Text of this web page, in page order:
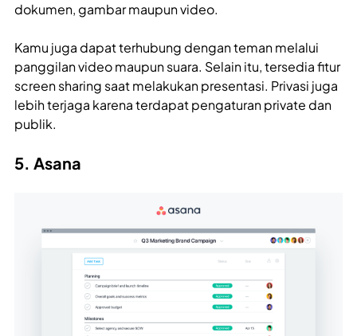
dokumen, gambar maupun video.
Kamu juga dapat terhubung dengan teman melalui
panggilan video maupun suara. Selain itu, tersedia fitur
screen sharing saat melakukan presentasi. Privasi juga
lebih terjaga karena terdapat pengaturan private dan
publik.
5. Asana